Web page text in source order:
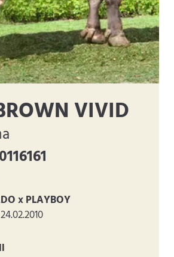
VIVID
x PLAYBOY